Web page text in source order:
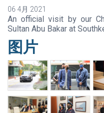
06 4月 2021
An official visit by our
Sultan Abu Bakar at
图片